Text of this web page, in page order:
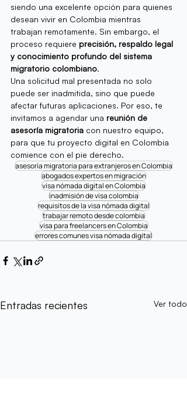
siendo una excelente opción para quienes
desean vivir en Colombia mientras
trabajan remotamente. Sin embargo, el
proceso requiere precisión, respaldo legal
y conocimiento profundo del sistema
migratorio colombiano.
Una solicitud mal presentada no solo
puede ser inadmitida, sino que puede
afectar futuras aplicaciones. Por eso, te
invitamos a agendar una reunión de
asesoría migratoria con nuestro equipo,
para que tu proyecto digital en Colombia
comience con el pie derecho.
asesoría migratoria para extranjeros en Colombia
abogados expertos en migración
visa nómada digital en Colombia
inadmisión de visa colombia
requisitos de la visa nómada digital
trabajar remoto desde colombia
visa para freelancers en Colombia
errores comunes visa nómada digital
Entradas recientes Ver todo